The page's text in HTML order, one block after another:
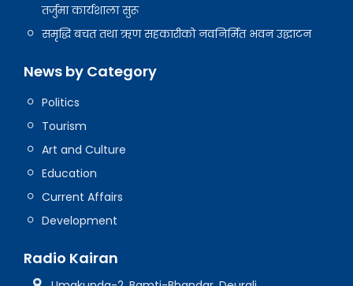
तर्जुमा कार्यशाला सुरू
समृद्धि बचत तथा ऋण सहकारीको नवनिर्मित भवन उद्घाटन
News by Category
Politics
Tourism
Art and Culture
Education
Current Affairs
Development
Radio Kairan